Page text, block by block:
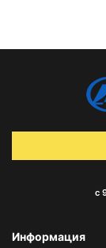
с
Информация